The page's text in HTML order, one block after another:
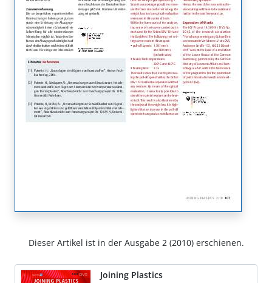
Dieser Artikel ist in der Ausgabe 2 (2010) erschienen.
Joining Plastics